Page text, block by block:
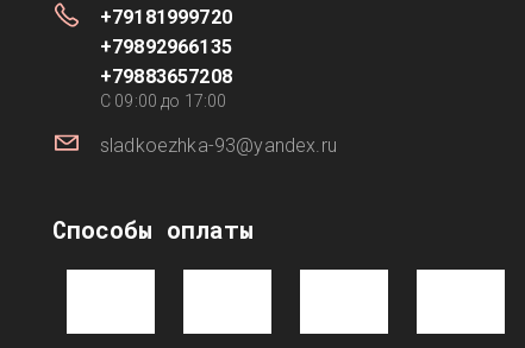
+79181999720
+79892966135
+79883657208
C 09:00 до 17:00
sladkoezhka-93@yandex.ru
Способы оплаты